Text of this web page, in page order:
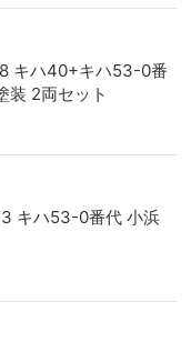
キハ40+キハ53-0番
装 2両セット
キハ53-0番代 小浜